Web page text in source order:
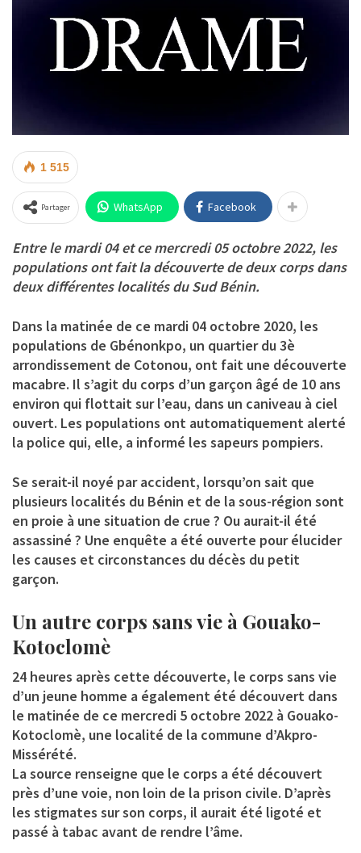
1 515
Partager WhatsApp Facebook
Entre le mardi 04 et ce mercredi 05 octobre 2022, les
populations ont fait la découverte de deux corps dans
deux différentes localités du Sud Bénin.
Dans la matinée de ce mardi 04 octobre 2020, les
populations de Gbénonkpo, un quartier du 3è
arrondissement de Cotonou, ont fait une découverte
macabre. Il s’agit du corps d’un garçon âgé de 10 ans
environ qui flottait sur l’eau, dans un caniveau à ciel
ouvert. Les populations ont automatiquement alerté
la police qui, elle, a informé les sapeurs pompiers.
Se serait-il noyé par accident, lorsqu’on sait que
plusieurs localités du Bénin et de la sous-région sont
en proie à une situation de crue ? Ou aurait-il été
assassiné ? Une enquête a été ouverte pour élucider
les causes et circonstances du décès du petit
garçon.
Un autre corps sans vie à Gouako-
Kotoclomè
24 heures après cette découverte, le corps sans vie
d’un jeune homme a également été découvert dans
le matinée de ce mercredi 5 octobre 2022 à Gouako-
Kotoclomè, une localité de la commune d’Akpro-
Missérété.
La source renseigne que le corps a été découvert
près d’une voie, non loin de la prison civile. D’après
les stigmates sur son corps, il aurait été ligoté et
passé à tabac avant de rendre l’âme.